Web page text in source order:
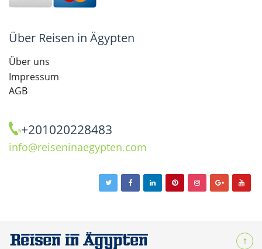
Über Reisen in Ägypten
Über uns
Impressum
AGB
+201020228483
info@reiseninaegypten.com